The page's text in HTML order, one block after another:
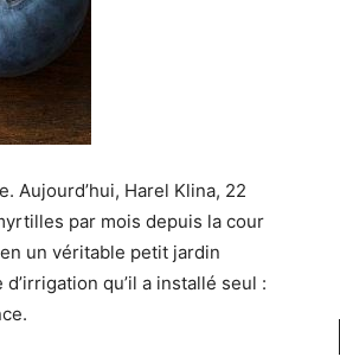
Aujourd’hui, Harel Klina, 22
par mois depuis la cour
un véritable petit jardin
qu’il a installé seul :